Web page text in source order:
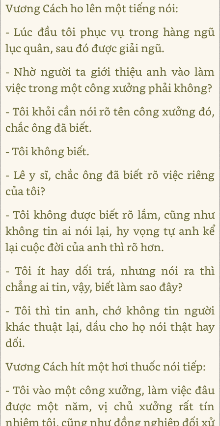
Vương Cách ho lên một tiếng nói:
- Lúc đầu tôi phục vụ trong hàng ngũ
lục quân, sau đó được giải ngũ.
- Nhờ người ta giới thiệu anh vào làm
việc trong một công xưởng phải không?
- Tôi khỏi cần nói rõ tên công xưởng đó,
chắc ông đã biết.
- Tôi không biết.
- Lê y sĩ, chắc ông đã biết rõ việc riêng
của tôi?
- Tôi không được biết rõ lắm, cũng như
không tin ai nói lại, hy vọng tự anh kể
lại cuộc đời của anh thì rõ hơn.
- Tôi ít hay dối trá, nhưng nói ra thì
chẳng ai tin, vậy, biết làm sao đây?
- Tôi thì tin anh, chớ không tin người
khác thuật lại, dầu cho họ nói thật hay
dối.
Vương Cách hít một hơi thuốc nói tiếp:
- Tôi vào một công xưởng, làm việc đâu
được một năm, vị chủ xưởng rất tín
nhiệm tôi, cũng như đồng nghiệp đối xử